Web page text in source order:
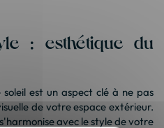
: esthétique du
est un aspect clé à ne pas
de votre espace extérieur.
avec le style de votre